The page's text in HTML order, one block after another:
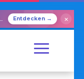
Entdecken → ✕